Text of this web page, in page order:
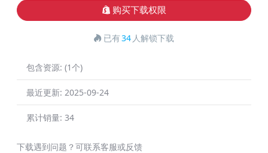
购买下载权限
已有34 人解锁下载
包含资源: (1个)
最近更新: 2025-09-24
累计销量: 34
下载遇到问题？可联系客服或反馈